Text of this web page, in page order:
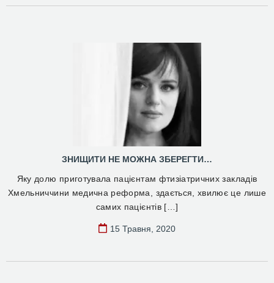
ЗНИЩИТИ НЕ МОЖНА ЗБЕРЕГТИ…
Яку долю приготувала пацієнтам фтизіатричних закладів
Хмельниччини медична реформа, здається, хвилює це лише
самих пацієнтів […]
15 Травня, 2020